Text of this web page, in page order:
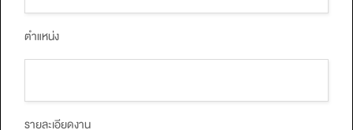
ตำแหน่ง
รายละเอียดงาน